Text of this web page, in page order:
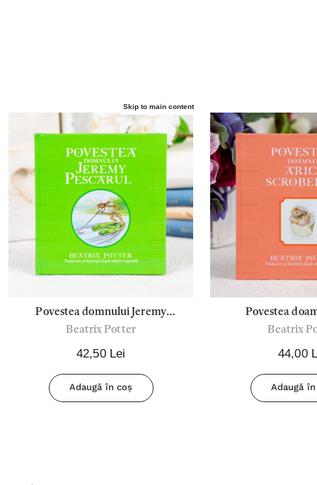
Skip to main content
Povestea domnului Jeremy
pescarul - Beatrix Potter
Beatrix Potter
42,50 Lei
Adaugă în coș
Povestea
Scrobelici -
Beatrix
44,00
Adaugă